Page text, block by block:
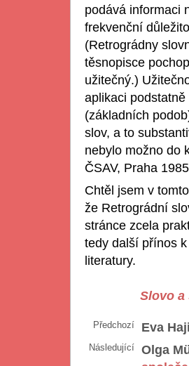
podává informaci
frekvenční
(Retrográdny
těsnopisce
užitečný.)
aplikaci
(základních
slov, a to
nebylo možno do
ČSAV, Praha
Chtěl jsem v
že Retrográdní
stránce zcela
tedy další přínos
literatury.
Slovo a
Předchozí Eva
Následující
Olga